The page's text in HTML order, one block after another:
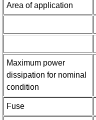
Area of application
Maximum power
dissipation for nominal
condition
Fuse